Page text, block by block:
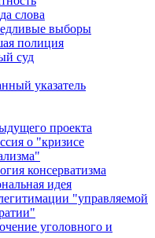
слова
выборы
полиция
суд
указатель
проекта
о "кризисе
консерватизма
идея
"управляемой
уголовного и